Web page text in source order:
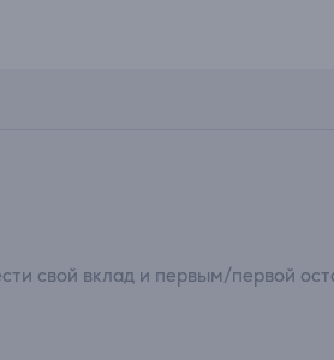
свой вклад и первым/первой